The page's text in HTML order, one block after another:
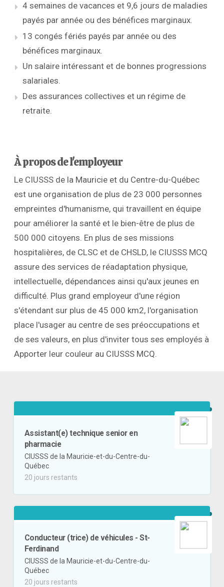
4 semaines de vacances et 9,6 jours de maladies
payés par année ou des bénéfices marginaux.
13 congés fériés payés par année ou des
bénéfices marginaux.
Un salaire intéressant et de bonnes progressions
salariales.
Des assurances collectives et un régime de
retraite.
À propos de l'employeur
Le CIUSSS de la Mauricie et du Centre-du-Québec
est une organisation de plus de 23 000 personnes
empreintes d'humanisme, qui travaillent en équipe
pour améliorer la santé et le bien-être de plus de
500 000 citoyens. En plus de ses missions
hospitalières, de CLSC et de CHSLD, le CIUSSS MCQ
assure des services de réadaptation physique,
intellectuelle, dépendances ainsi qu'aux jeunes en
difficulté. Plus grand employeur d'une région
s'étendant sur plus de 45 000 km2, l'organisation
place l'usager au centre de ses préoccupations et
de ses valeurs, en plus d'inviter tous ses employés à
Apporter leur couleur au CIUSSS MCQ.
Assistant(e) technique senior en
pharmacie
CIUSSS de la Mauricie-et-du-Centre-du-
Québec
20 jours restants
Conducteur (trice) de véhicules - St-
Ferdinand
CIUSSS de la Mauricie-et-du-Centre-du-
Québec
20 jours restants